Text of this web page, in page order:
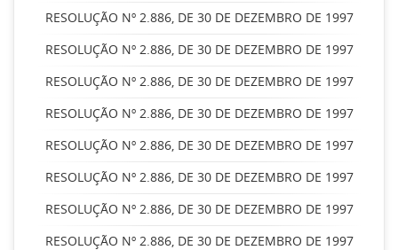
RESOLUÇÃO Nº 2.886, DE 30 DE DEZEMBRO DE 1997
RESOLUÇÃO Nº 2.886, DE 30 DE DEZEMBRO DE 1997
RESOLUÇÃO Nº 2.886, DE 30 DE DEZEMBRO DE 1997
RESOLUÇÃO Nº 2.886, DE 30 DE DEZEMBRO DE 1997
RESOLUÇÃO Nº 2.886, DE 30 DE DEZEMBRO DE 1997
RESOLUÇÃO Nº 2.886, DE 30 DE DEZEMBRO DE 1997
RESOLUÇÃO Nº 2.886, DE 30 DE DEZEMBRO DE 1997
RESOLUÇÃO Nº 2.886, DE 30 DE DEZEMBRO DE 1997